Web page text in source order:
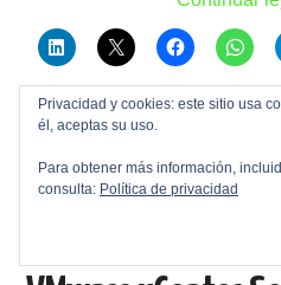
Actualizaciones
vCenter,VCSA,Virtualización,
Actualizaciones,ESXi,Maquinas
Privacidad y cookies: este sitio usa
él, aceptas su uso.
Para obtener más información,
consulta: Política de privacidad